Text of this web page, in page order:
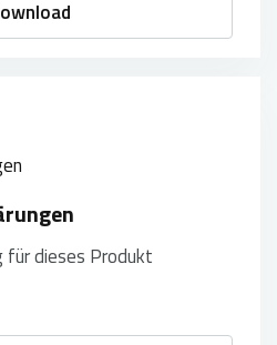
dieses Produkt